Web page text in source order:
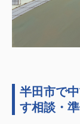
半田市で
す相談・